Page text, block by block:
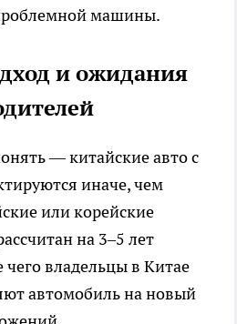
машины.
и ожидания
— китайские авто с
иначе, чем
или корейские
на 3–5 лет
чего владельцы в Китае
автомобиль на новый